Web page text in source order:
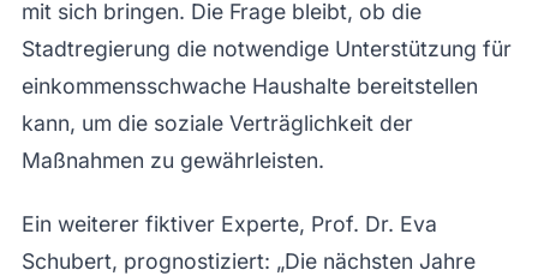
mit sich bringen. Die Frage bleibt, ob die
Stadtregierung die notwendige Unterstützung für
einkommensschwache Haushalte bereitstellen
kann, um die soziale Verträglichkeit der
Maßnahmen zu gewährleisten.
Ein weiterer fiktiver Experte, Prof. Dr. Eva
Schubert, prognostiziert: „Die nächsten Jahre